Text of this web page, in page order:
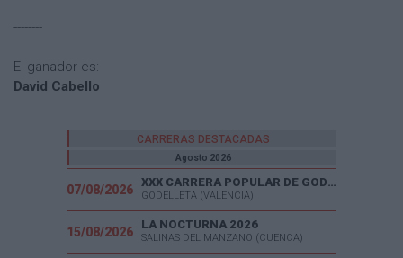
--------
El ganador es:
David Cabello
CARRERAS DESTACADAS
Agosto 2026
07/08/2026
XXX CARRERA POPULAR DE GODELLETA
GODELLETA (VALENCIA)
15/08/2026
LA NOCTURNA 2026
SALINAS DEL MANZANO (CUENCA)